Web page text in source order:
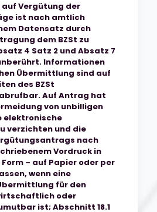
auf Vergütung der
ist nach amtlich
Datensatz durch
dem BZSt zu
4 Satz 2 und Absatz 7
Informationen
Übermittlung sind auf
des BZSt
Auf Antrag hat
von unbilligen
elektronische
verzichten und die
nach
Vordruck in
– auf Papier oder per
wenn eine
für den
oder
ist; Abschnitt 18.1